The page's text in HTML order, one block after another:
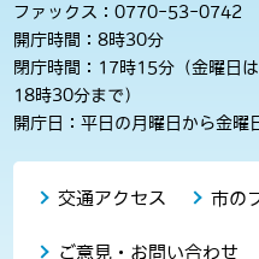
ファックス：0770-53-0742
開庁時間：8時30分
閉庁時間：17時15分（金曜日
18時30分まで）
開庁日：平日の月曜日から金曜
交通アクセス 市の
ご意見・お問い合わせ